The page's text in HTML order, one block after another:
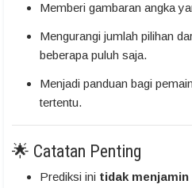
Memberi gambaran angka
Mengurangi jumlah pilihan
beberapa puluh saja.
Menjadi panduan bagi
tertentu.
🌟 Catatan Penting
Prediksi ini tidak menjamin